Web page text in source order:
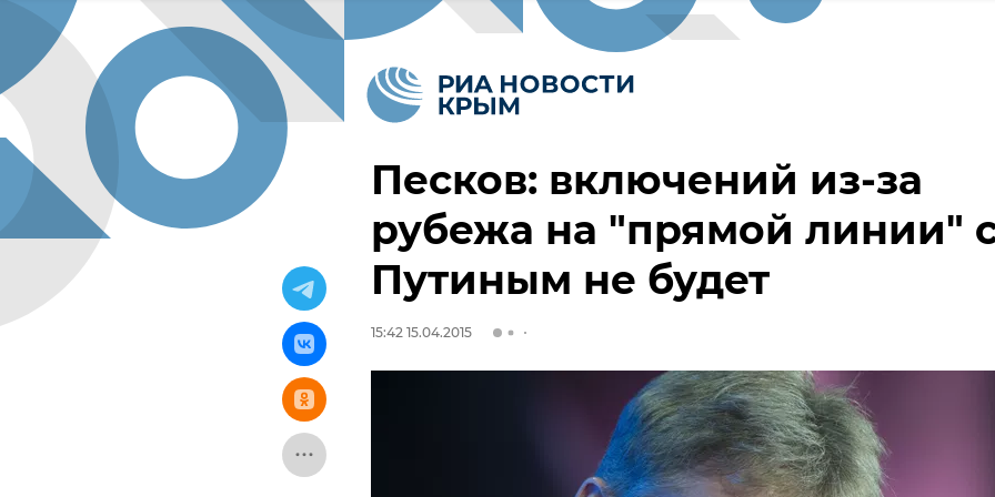
Песков: включений из-за
рубежа на "прямой линии"
Путиным не будет
15:42 15.04.2015